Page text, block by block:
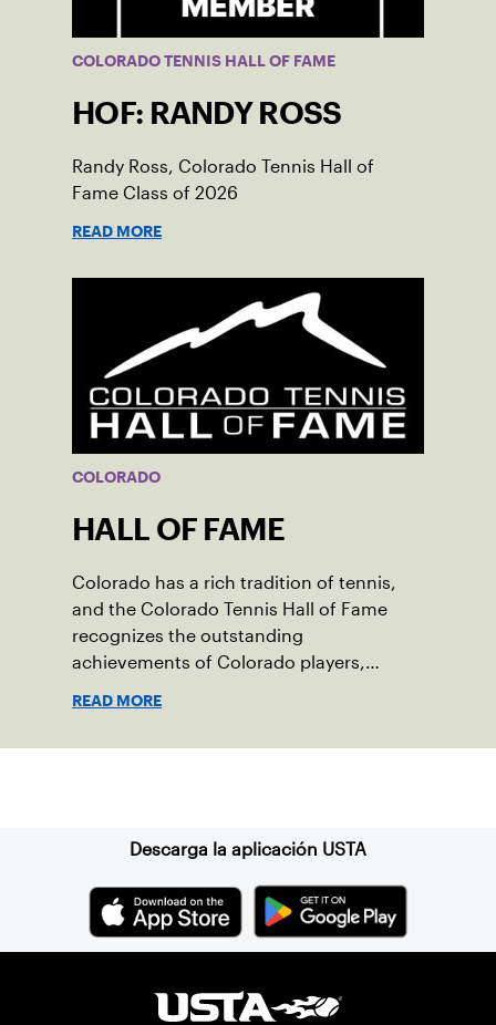
COLORADO TENNIS HALL OF FAME
HOF: RANDY ROSS
Randy Ross, Colorado Tennis Hall of
Fame Class of 2026
READ MORE
COLORADO
HALL OF FAME
Colorado has a rich tradition of tennis,
and the Colorado Tennis Hall of Fame
recognizes the outstanding
achievements of Colorado players,
READ MORE
Descarga la aplicación USTA